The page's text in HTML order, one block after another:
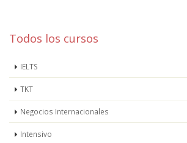
Todos los cursos
IELTS
TKT
Negocios Internacionales
Intensivo